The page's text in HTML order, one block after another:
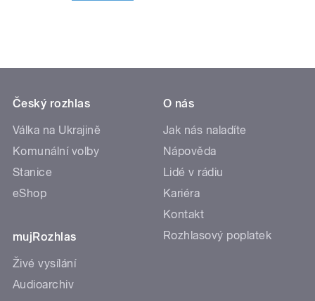
Český rozhlas
Válka na Ukrajině
Komunální volby
Stanice
eShop
mujRozhlas
Živé vysílání
Audioarchiv
O nás
Jak nás naladíte
Nápověda
Lidé v rádiu
Kariéra
Kontakt
Rozhlasový poplatek